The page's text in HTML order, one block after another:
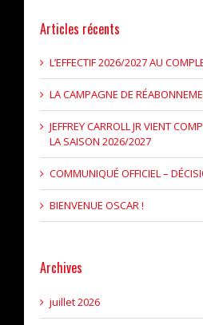
Articles récents
L’EFFECTIF 2026/2027 AU
LA CAMPAGNE DE
JEFFREY CARROLL JR VIENT
LA SAISON 2026/2027
COMMUNIQUÉ OFFICIEL –
BIENVENUE OSCAR !
Archives
juillet 2026